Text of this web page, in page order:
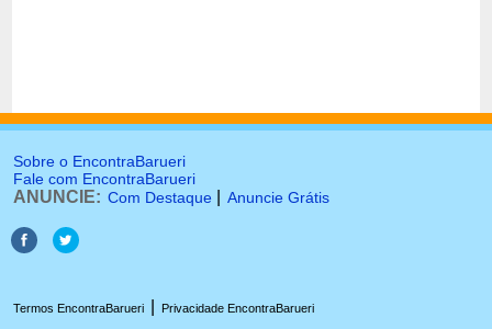
Sobre o EncontraBarueri
Fale com EncontraBarueri
ANUNCIE: Com Destaque Anuncie Grátis
Termos EncontraBarueri Privacidade EncontraBarueri